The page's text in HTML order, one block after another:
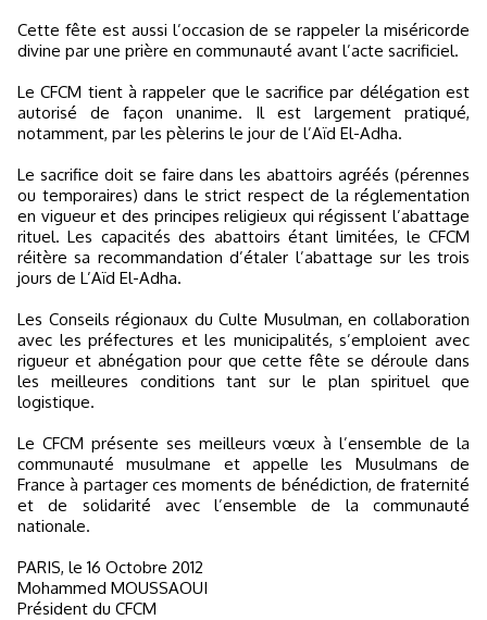
Cette fête est aussi l’occasion de se rappeler la miséricorde
divine par une prière en communauté avant l’acte sacrificiel.
Le CFCM tient à rappeler que le sacrifice par délégation est
autorisé de façon unanime. Il est largement pratiqué,
notamment, par les pèlerins le jour de l’Aïd El-Adha.
Le sacrifice doit se faire dans les abattoirs agréés (pérennes
ou temporaires) dans le strict respect de la réglementation
en vigueur et des principes religieux qui régissent l’abattage
rituel. Les capacités des abattoirs étant limitées, le CFCM
réitère sa recommandation d’étaler l’abattage sur les trois
jours de L’Aïd El-Adha.
Les Conseils régionaux du Culte Musulman, en collaboration
avec les préfectures et les municipalités, s’emploient avec
rigueur et abnégation pour que cette fête se déroule dans
les meilleures conditions tant sur le plan spirituel que
logistique.
Le CFCM présente ses meilleurs vœux à l’ensemble de la
communauté musulmane et appelle les Musulmans de
France à partager ces moments de bénédiction, de fraternité
et de solidarité avec l’ensemble de la communauté
nationale.
PARIS, le 16 Octobre 2012
Mohammed MOUSSAOUI
Président du CFCM